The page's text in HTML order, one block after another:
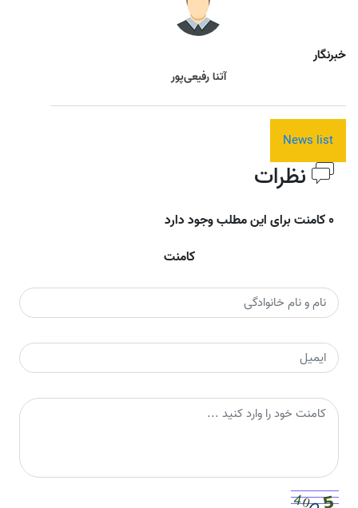
خبرنگار
آتنا رفیعی‌پور
News list
نظرات
0 کامنت برای این مطلب وجود دارد
کامنت